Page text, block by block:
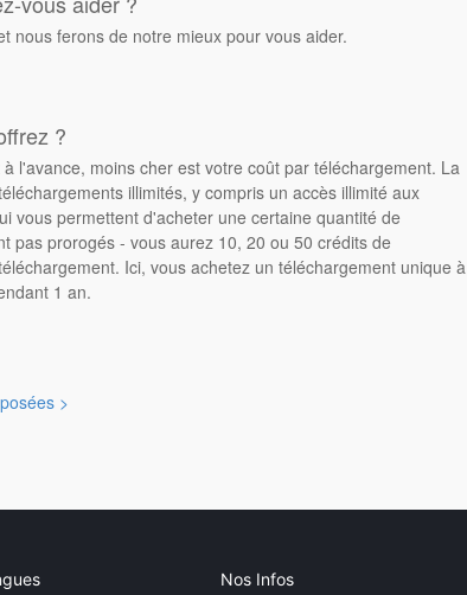
nous ferons de notre mieux pour vous aider.
?
l'avance, moins cher est votre coût par téléchargement. La
illimités, y compris un accès illimité aux
vous permettent d'acheter une certaine quantité de
pas prorogés - vous aurez 10, 20 ou 50 crédits de
Ici, vous achetez un téléchargement unique à
1 an.
>
Nos Infos